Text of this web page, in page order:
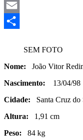
Mastodon
Email
SEM FOTO
Nome: João
Nascimento: 13/04/
Cidade: Santa Cruz
Altura: 1,91
Peso: 84 kg